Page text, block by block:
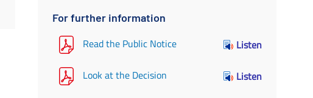
For further information
Read the Public Notice Listen
Look at the Decision Listen